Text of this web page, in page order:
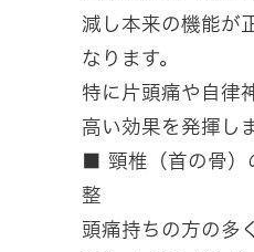
減し本来の機能が
なります。
特に片頭痛や自律
高い効果を発揮し
■ 頸椎（首の骨）
整
頭痛持ちの方の多